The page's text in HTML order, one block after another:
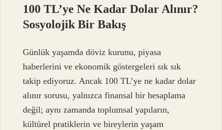
100 TL’ye Ne Kadar Dolar Alınır?
Sosyolojik Bir Bakış
Günlük yaşamda döviz kurunu, piyasa
haberlerini ve ekonomik göstergeleri sık sık
takip ediyoruz. Ancak 100 TL’ye ne kadar dolar
alınır sorusu, yalnızca finansal bir hesaplama
değil; aynı zamanda toplumsal yapıların,
kültürel pratiklerin ve bireylerin yaşam